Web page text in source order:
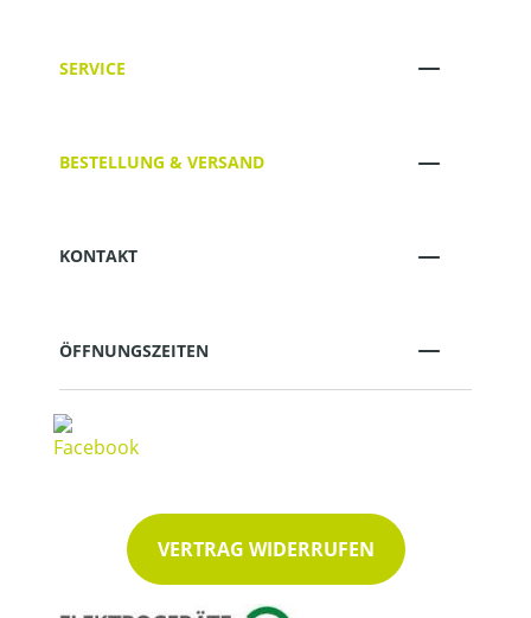
SERVICE
BESTELLUNG & VERSAND
KONTAKT
ÖFFNUNGSZEITEN
VERTRAG WIDERRUFEN